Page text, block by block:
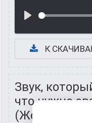
К
Звук,
что нужно
(Женский